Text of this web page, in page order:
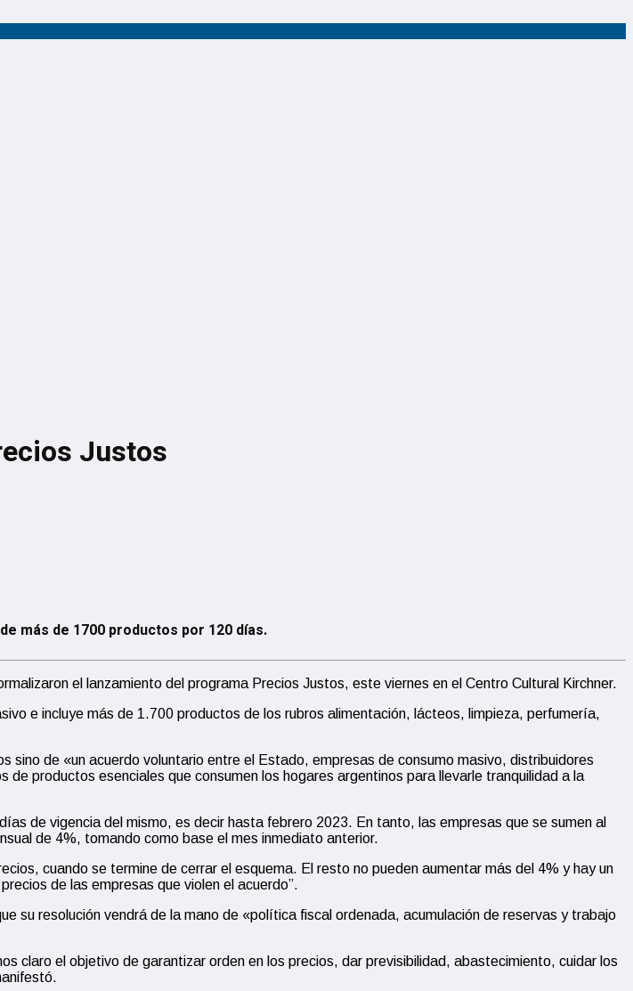
Justos
más de 1700 productos por 120 días.
el lanzamiento del programa Precios Justos, este viernes en el Centro Cultural Kirchner.
e incluye más de 1.700 productos de los rubros alimentación, lácteos, limpieza, perfumería,
de «un acuerdo voluntario entre el Estado, empresas de consumo masivo, distribuidores
productos esenciales que consumen los hogares argentinos para llevarle tranquilidad a la
de vigencia del mismo, es decir hasta febrero 2023. En tanto, las empresas que se sumen al
de 4%, tomando como base el mes inmediato anterior.
cuando se termine de cerrar el esquema. El resto no pueden aumentar más del 4% y hay un
de las empresas que violen el acuerdo”.
su resolución vendrá de la mano de «política fiscal ordenada, acumulación de reservas y trabajo
claro el objetivo de garantizar orden en los precios, dar previsibilidad, abastecimiento, cuidar los